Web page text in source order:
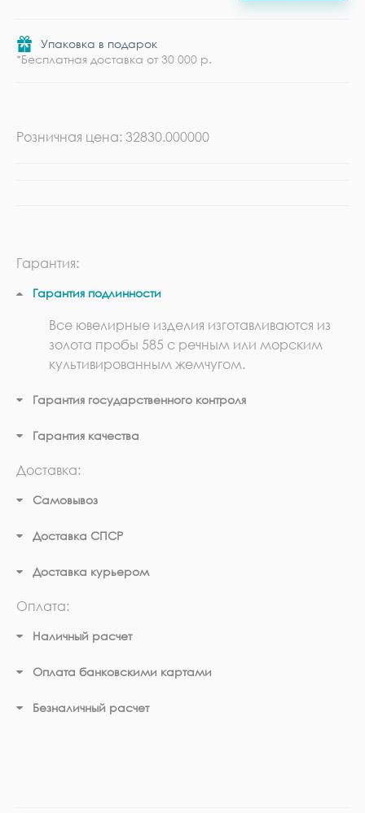
Упаковка в подарок
*Бесплатная доставка от 30 000 р.
Розничная цена: 32830.000000
Гарантия:
Гарантия подлинности
Все ювелирные изделия изготавливаются из
золота пробы 585 с речным или морским
культивированным жемчугом.
Гарантия государственного контроля
Гарантия качества
Доставка:
Самовывоз
Доставка СПСР
Доставка курьером
Оплата:
Наличный расчет
Оплата банковскими картами
Безналичный расчет